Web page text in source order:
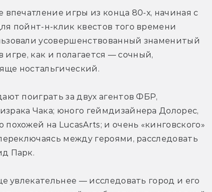
игры из конца 80-х, начиная с
пойнт-н-клик квестов того времени
усовершенствованный знаменитый
как и полагается — сочный,
ностальгический.
поиграть за двух агентов ФБР,
Чака; юного геймдизайнера Долорес,
на LucasArts; и очень «кинговского»
между героями, расследовать
Парк.
увлекательнее — исследовать город и его